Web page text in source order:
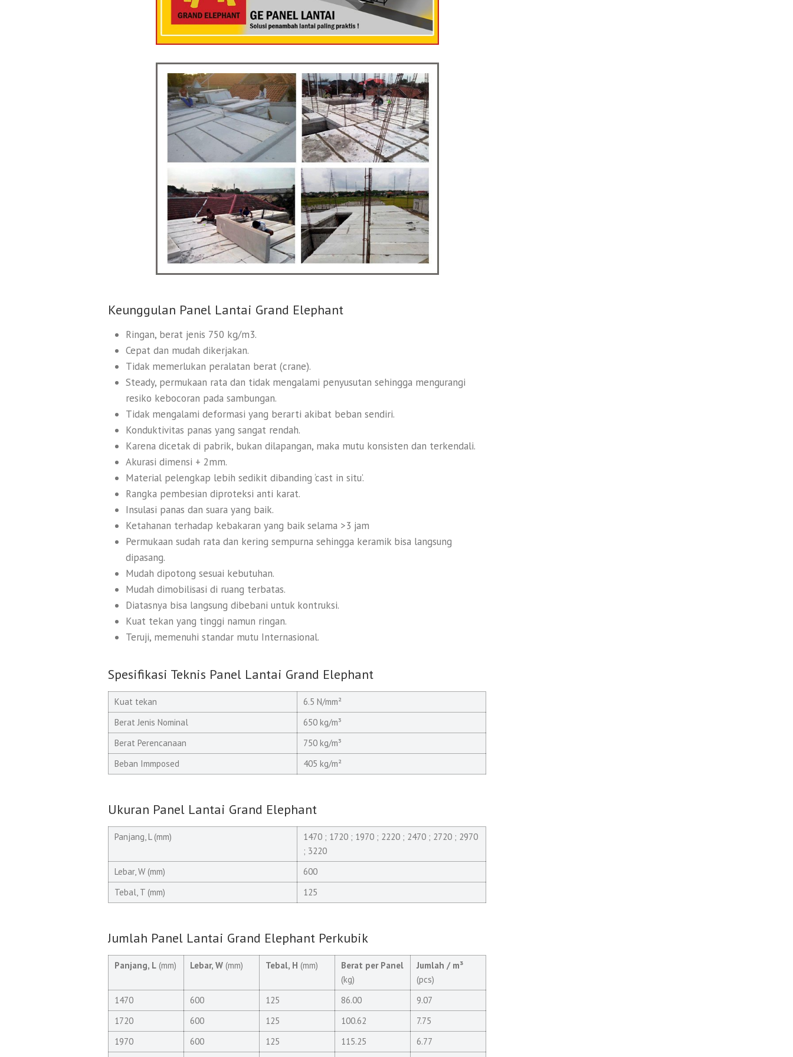
Keunggulan Panel Lantai Grand Elephant
Ringan, berat jenis 750 kg/m3.
Cepat dan mudah dikerjakan.
Tidak memerlukan peralatan berat (crane).
Steady, permukaan rata dan tidak mengalami penyusutan sehingga mengurangi
resiko kebocoran pada sambungan.
Tidak mengalami deformasi yang berarti akibat beban sendiri.
Konduktivitas panas yang sangat rendah.
Karena dicetak di pabrik, bukan dilapangan, maka mutu konsisten dan terkendali.
Akurasi dimensi + 2mm.
Material pelengkap lebih sedikit dibanding ‘cast in situ’.
Rangka pembesian diproteksi anti karat.
Insulasi panas dan suara yang baik.
Ketahanan terhadap kebakaran yang baik selama >3 jam
Permukaan sudah rata dan kering sempurna sehingga keramik bisa langsung
dipasang.
Mudah dipotong sesuai kebutuhan.
Mudah dimobilisasi di ruang terbatas.
Diatasnya bisa langsung dibebani untuk kontruksi.
Kuat tekan yang tinggi namun ringan.
Teruji, memenuhi standar mutu Internasional.
Spesifikasi Teknis Panel Lantai Grand Elephant
Kuat tekan
6.5 N/mm²
Berat Jenis Nominal
650 kg/m³
Berat Perencanaan
750 kg/m³
Beban Immposed
405 kg/m²
Ukuran Panel Lantai Grand Elephant
Panjang, L (mm)
1470 ; 1720 ; 1970 ; 2220 ; 2470 ; 2720 ; 2970
; 3220
Lebar, W (mm)
600
Tebal, T (mm)
125
Jumlah Panel Lantai Grand Elephant Perkubik
Panjang, L (mm) Lebar, W (mm) Tebal, H (mm)
Berat per Panel
(kg)
Jumlah / m³
(pcs)
1470
600 125 86.00
9.07
1720
600 125 100.62
7.75
1970
600 125 115.25
6.77